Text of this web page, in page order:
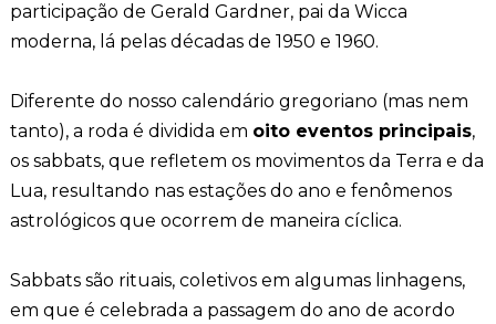
participação de Gerald Gardner, pai da Wicca
moderna, lá pelas décadas de 1950 e 1960.
Diferente do nosso calendário gregoriano (mas nem
tanto), a roda é dividida em oito eventos principais,
os sabbats, que refletem os movimentos da Terra e da
Lua, resultando nas estações do ano e fenômenos
astrológicos que ocorrem de maneira cíclica.
Sabbats são rituais, coletivos em algumas linhagens,
em que é celebrada a passagem do ano de acordo